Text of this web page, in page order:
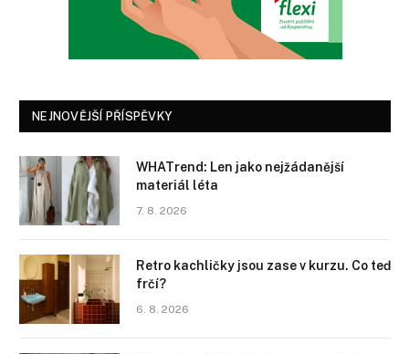
NEJNOVĚJŠÍ PŘÍSPĚVKY
WHATrend: Len jako nejžádanější
materiál léta
7. 8. 2026
Retro kachličky jsou zase v kurzu. Co teď
frčí?
6. 8. 2026